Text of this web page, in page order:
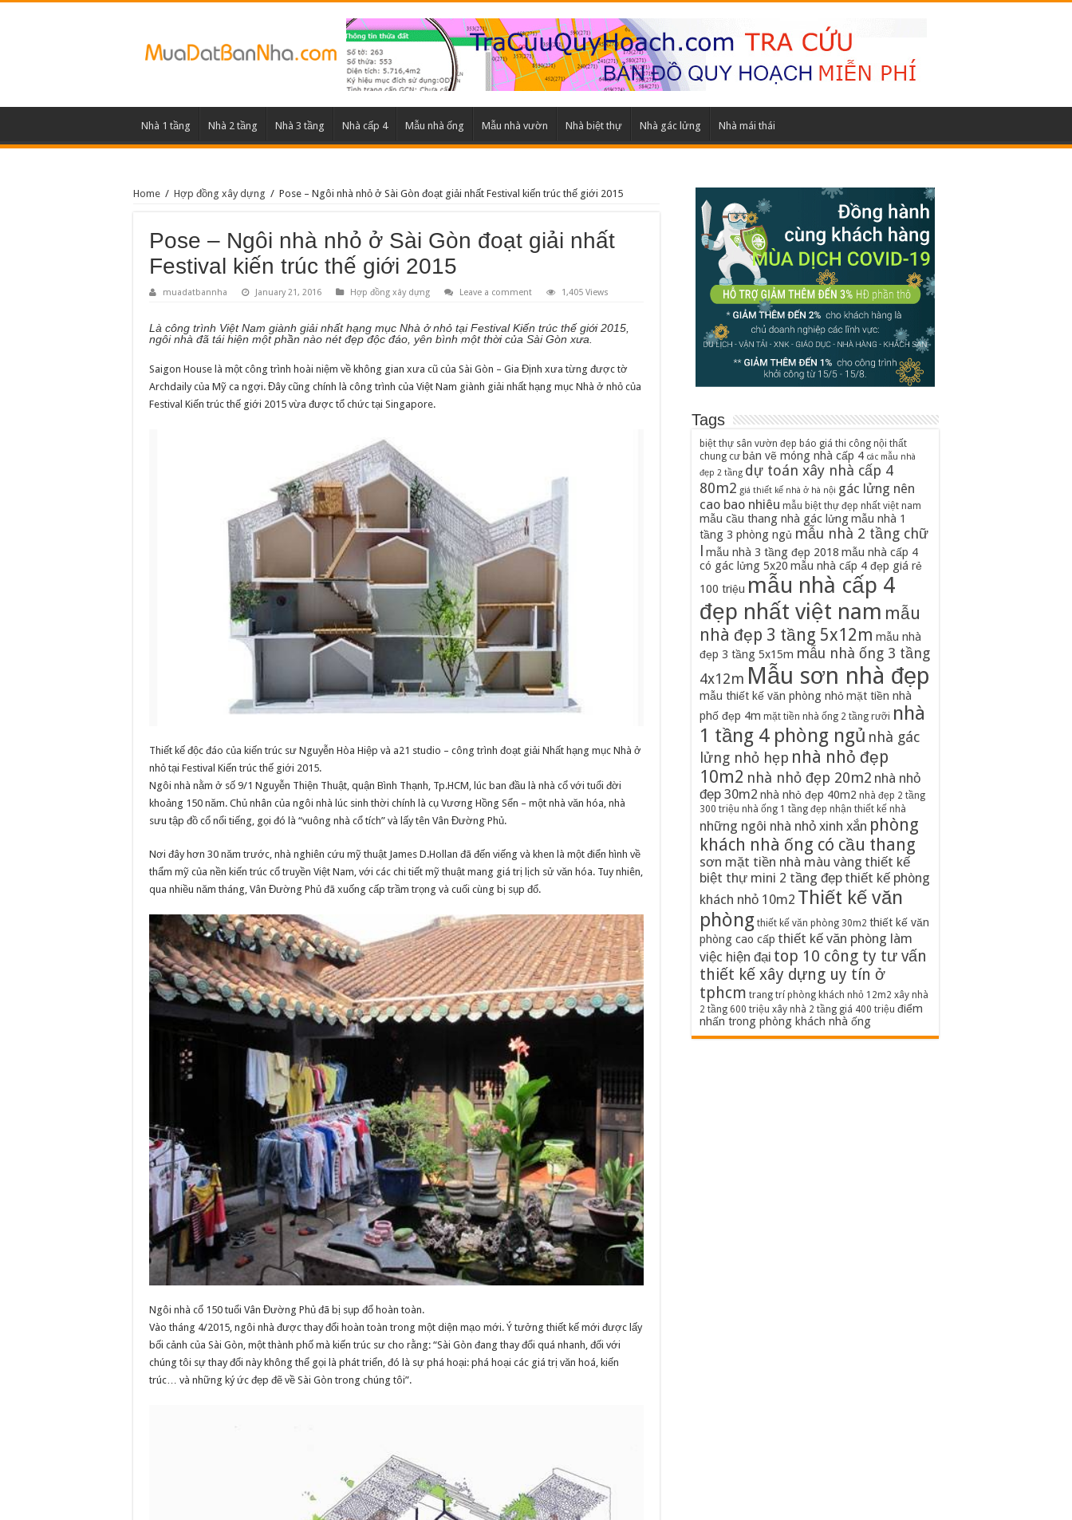
Nhà 1 tầng Nhà 2 tầng Nhà 3 tầng Nhà cấp 4 Mẫu nhà ống Mẫu nhà vườn Nhà biệt thự Nhà gác lửng Nhà mái thái
Home / Hợp đồng xây dựng / Pose – Ngôi nhà nhỏ ở Sài Gòn đoạt giải nhất Festival kiến trúc thế giới 2015
Pose – Ngôi nhà nhỏ ở Sài Gòn đoạt giải nhất
Festival kiến trúc thế giới 2015
muadatbannha January 21, 2016 Hợp đồng xây dựng Leave a comment 1,405 Views
Là công trình Việt Nam giành giải nhất hạng mục Nhà ở nhỏ tại Festival Kiến trúc thế giới 2015,
ngôi nhà đã tái hiện một phần nào nét đẹp độc đáo, yên bình một thời của Sài Gòn xưa.
Saigon House là một công trình hoài niệm về không gian xưa cũ của Sài Gòn – Gia Định xưa từng được tờ
Archdaily của Mỹ ca ngợi. Đây cũng chính là công trình của Việt Nam giành giải nhất hạng mục Nhà ở nhỏ của
Festival Kiến trúc thế giới 2015 vừa được tổ chức tại Singapore.
Thiết kế độc đáo của kiến trúc sư Nguyễn Hòa Hiệp và a21 studio – công trình đoạt giải Nhất hạng mục Nhà ở
nhỏ tại Festival Kiến trúc thế giới 2015.
Ngôi nhà nằm ở số 9/1 Nguyễn Thiện Thuật, quận Bình Thạnh, Tp.HCM, lúc ban đầu là nhà cổ với tuổi đời
khoảng 150 năm. Chủ nhân của ngôi nhà lúc sinh thời chính là cụ Vương Hồng Sển – một nhà văn hóa, nhà
sưu tập đồ cổ nổi tiếng, gọi đó là “vuông nhà cổ tích” và lấy tên Vân Đường Phủ.
Nơi đây hơn 30 năm trước, nhà nghiên cứu mỹ thuật James D.Hollan đã đến viếng và khen là một điển hình về
thẩm mỹ của nền kiến trúc cổ truyền Việt Nam, với các chi tiết mỹ thuật mang giá trị lịch sử văn hóa. Tuy nhiên,
qua nhiều năm tháng, Vân Đường Phủ đã xuống cấp trầm trọng và cuối cùng bị sụp đổ.
Ngôi nhà cổ 150 tuổi Vân Đường Phủ đã bị sụp đổ hoàn toàn.
Vào tháng 4/2015, ngôi nhà được thay đổi hoàn toàn trong một diện mạo mới. Ý tưởng thiết kế mới được lấy
bối cảnh của Sài Gòn, một thành phố mà kiến trúc sư cho rằng: “Sài Gòn đang thay đổi quá nhanh, đối với
chúng tôi sự thay đổi này không thể gọi là phát triển, đó là sự phá hoại: phá hoại các giá trị văn hoá, kiến
trúc… và những ký ức đẹp đẽ về Sài Gòn trong chúng tôi”.
Tags
biệt thự sân vườn đẹp báo giá thi công nội thất
chung cư bản vẽ móng nhà cấp 4 các mẫu nhà
đẹp 2 tầng dự toán xây nhà cấp 4
80m2 giá thiết kế nhà ở hà nội gác lửng nên
cao bao nhiêu mẫu biệt thự đẹp nhất việt nam
mẫu cầu thang nhà gác lửngmẫu nhà 1
tầng 3 phòng ngủ mẫu nhà 2 tầng chữ
mẫu nhà 3 tầng đẹp 2018 mẫu nhà cấp 4
có gác lửng 5x20 mẫu nhà cấp 4 đẹp giá rẻ
100 triệu mẫu nhà cấp 4
đẹp nhất việt nam mẫu
nhà đẹp 3 tầng 5x12m mẫu nhà
đẹp 3 tầng 5x15m mẫu nhà ống 3 tầng
4x12m Mẫu sơn nhà đẹp
mẫu thiết kế văn phòng nhỏmặt tiền nhà
phố đẹp 4m mặt tiền nhà ống 2 tầng rưỡi nhà
1 tầng 4 phòng ngủ nhà gác
lửng nhỏ hẹp nhà nhỏ đẹp
10m2 nhà nhỏ đẹp 20m2 nhà nhỏ
đẹp 30m2 nhà nhỏ đẹp 40m2 nhà đẹp 2 tầng
300 triệu nhà ống 1 tầng đẹp nhận thiết kế nhà
những ngôi nhà nhỏ xinh xắn phòng
khách nhà ống có cầu thang
sơn mặt tiền nhà màu vàng thiết kế
biệt thự mini 2 tầng đẹpthiết kế phòng
khách nhỏ 10m2 Thiết kế văn
phòng thiết kế văn phòng 30m2 thiết kế văn
phòng cao cấp thiết kế văn phòng làm
việc hiện đại top 10 công ty tư vấn
thiết kế xây dựng uy tín ở
tphcm trang trí phòng khách nhỏ 12m2 xây nhà
2 tầng 600 triệu xây nhà 2 tầng giá 400 triệu điểm
nhấn trong phòng khách nhà ống